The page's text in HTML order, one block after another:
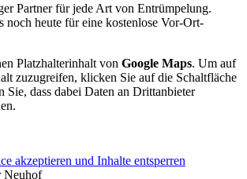
Partner für jede Art von Entrümpelung.
noch heute für eine kostenlose Vor-Ort-
Platzhalterinhalt von Google Maps. Um auf
zuzugreifen, klicken Sie auf die Schaltfläche
Sie, dass dabei Daten an Drittanbieter
akzeptieren und Inhalte entsperren